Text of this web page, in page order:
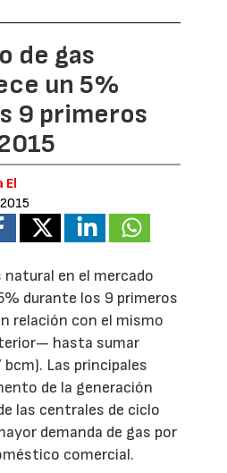
de gas
un 5%
9 primeros
El
natural en el mercado
durante los 9 primeros
relación con el mismo
hasta sumar
bcm). Las principales
de la generación
las centrales de ciclo
demanda de gas por
comercial.